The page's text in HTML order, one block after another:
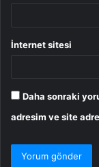
İnternet sitesi
Daha sonraki
adresim ve site